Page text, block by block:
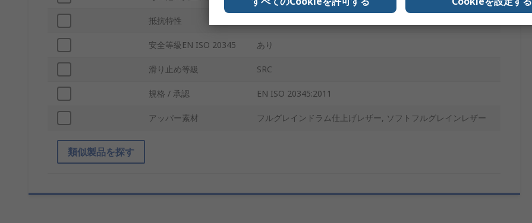
抵抗特性
安全等級EN ISO 20345 あり
滑り止め等級 SRC
規格 / 承認 EN ISO 20345:2011
アッパー素材 フルグレインドラム仕上げレザー, ソフトフルグレインレザー
類似製品を探す